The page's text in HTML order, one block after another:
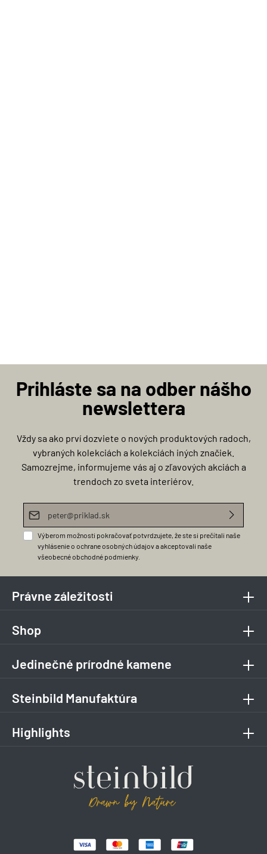
Prihláste sa na odber nášho
newslettera
Vždy sa ako prví dozviete o nových produktových radoch,
vybraných kolekciách a kolekciách iných značiek.
Samozrejme, informujeme vás aj o zľavových akciách a
trendoch zo sveta interiérov.
E-mailová adresa*
Výberom možnosti pokračovať potvrdzujete, že ste si prečítali naše
vyhlásenie o ochrane osobných údajova akceptovali naše
všeobecné obchodné podmienky
Právne záležitosti
Shop
Jedinečné prírodné kamene
Steinbild Manufaktúra
Highlights